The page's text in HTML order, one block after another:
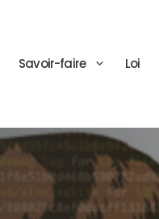
Savoir-faire Loi